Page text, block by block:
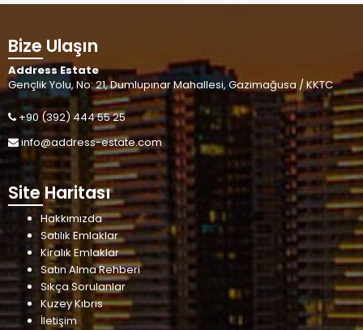
Bize Ulaşın
Address Estate
Gençlik Yolu, No: 21, Dumlupınar Mahallesi, Gazimağusa / KKTC
+90 (392) 444 55 25
info@address-estate.com
Site Haritası
Hakkımızda
Satılık Emlaklar
Kiralık Emlaklar
Satın Alma Rehberi
Sıkça Sorulanlar
Kuzey Kıbrıs
İletişim